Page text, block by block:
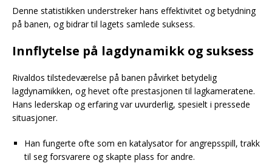
Denne statistikken understreker hans effektivitet og betydning
på banen, og bidrar til lagets samlede suksess.
Innflytelse på lagdynamikk og suksess
Rivaldos tilstedeværelse på banen påvirket betydelig
lagdynamikken, og hevet ofte prestasjonen til lagkameratene.
Hans lederskap og erfaring var uvurderlig, spesielt i pressede
situasjoner.
Han fungerte ofte som en katalysator for angrepsspill, trakk
til seg forsvarere og skapte plass for andre.